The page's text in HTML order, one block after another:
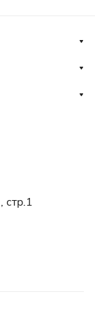
стр.1